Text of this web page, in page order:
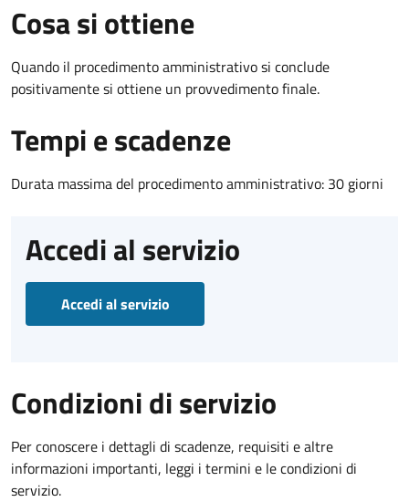
Cosa si ottiene
Quando il procedimento amministrativo si conclude
positivamente si ottiene un provvedimento finale.
Tempi e scadenze
Durata massima del procedimento amministrativo: 30 giorni
Accedi al servizio
Accedi al servizio
Condizioni di servizio
Per conoscere i dettagli di scadenze, requisiti e altre
informazioni importanti, leggi i termini e le condizioni di
servizio.